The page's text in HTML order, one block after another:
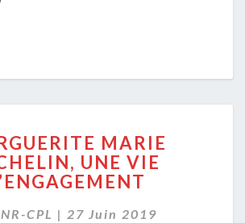
MARIE
MICHELIN,
UNE
D’ENGAGEMENT
MARIE
UNE VIE
CPL | 27 Juin 2019